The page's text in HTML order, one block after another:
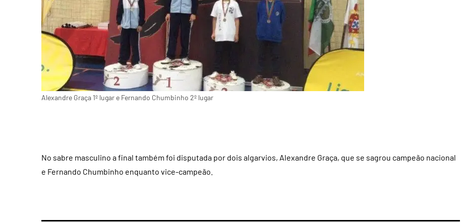
Alexandre Graça 1º lugar e Fernando Chumbinho 2º lugar
No sabre masculino a final também foi disputada por dois algarvios, Alexandre Graça, que se sagrou campeão nacional
e Fernando Chumbinho enquanto vice-campeão.